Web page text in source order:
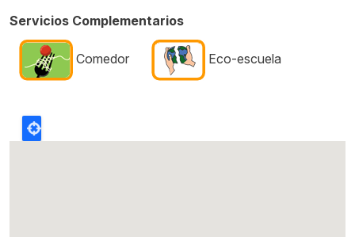
Servicios Complementarios
Comedor Eco-escuela